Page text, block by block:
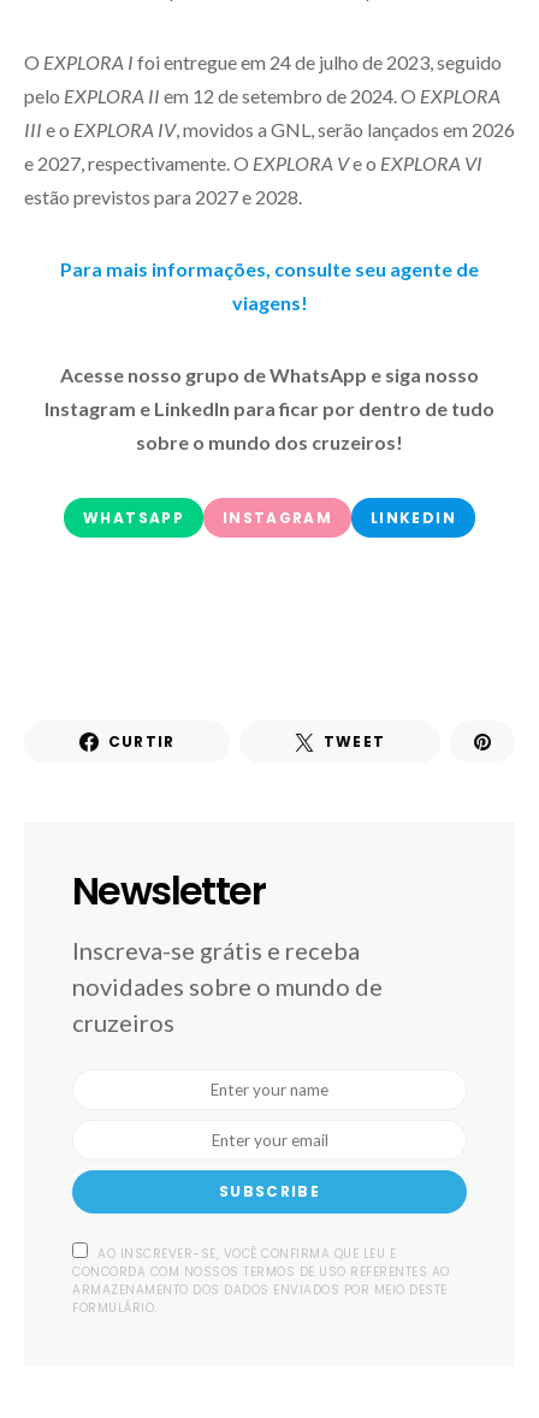
O EXPLORA I foi entregue em 24 de julho de 2023, seguido
pelo EXPLORA II em 12 de setembro de 2024. O EXPLORA
III e o EXPLORA IV, movidos a GNL, serão lançados em 2026
e 2027, respectivamente. O EXPLORA Ve o EXPLORA VI
estão previstos para 2027 e 2028.
Para mais informações, consulte seu agente de
viagens!
Acesse nosso grupo de WhatsApp e siga nosso
Instagram e LinkedIn para ficar por dentro de tudo
sobre o mundo dos cruzeiros!
WHATSAPP INSTAGRAM LINKEDIN
CURTIR TWEET
Newsletter
Inscreva-se grátis e receba
novidades sobre o mundo de
cruzeiros
SUBSCRIBE
AO INSCREVER-SE, VOCÊ CONFIRMA QUE LEU E
CONCORDA COM NOSSOS TERMOS DE USO REFERENTES AO
ARMAZENAMENTO DOS DADOS ENVIADOS POR MEIO DESTE
FORMULÁRIO.